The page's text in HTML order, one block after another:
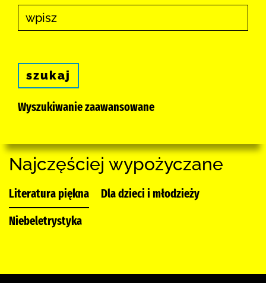
szukaj
Wyszukiwanie zaawansowane
Najczęściej wypożyczane
Literatura piękna
Dla dzieci i młodzieży
Niebeletrystyka